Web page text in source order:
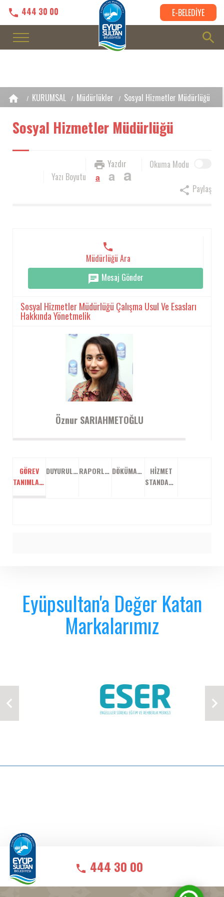
444 30 00 E-BELEDİYE
KURUMSAL Müdürlükler Sosyal Hizmetler Müdürlüğü
Sosyal Hizmetler Müdürlüğü
Okuma Modu
Yazdır
Yazı Boyutu
a a a
Paylaş
Müdürlüğü Ara
Mesaj Gönder
Sosyal Hizmetler Müdürlüğü Çalışma Usul Ve Esasları
Hakkında Yönetmelik
Öznur SARIAHMETOĞLU
GÖREV
TANIMLARI
DUYURULAR RAPORLAR DÖKÜMANLAR
HIZMET
STANDARTLARI
Eyüpsultan'a Değer Katan
Markalarımız
444 30 00